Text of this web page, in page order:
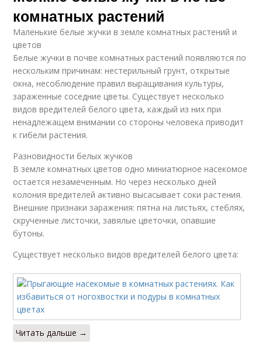
комнатных растений
Маленькие белые жучки в земле комнатных растений и
цветов
Белые жучки в почве комнатных растений появляются по
нескольким причинам: нестерильный грунт, открытые
окна, несоблюдение правил выращивания культуры,
зараженные соседние цветы. Существует несколько
видов вредителей белого цвета, каждый из них при
ненадлежащем внимании со стороны человека приводит
к гибели растения.
Разновидности белых жучков
В земле комнатных цветов одно миниатюрное насекомое
остается незамеченным. Но через несколько дней
колония вредителей активно высасывает соки растения.
Внешние признаки заражения: пятна на листьях, стеблях,
скрученные листочки, завялые цветочки, опавшие
бутоны.
Существует несколько видов вредителей белого цвета:
Читать дальше →